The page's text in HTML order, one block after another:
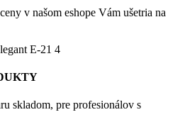
v našom eshope Vám ušetria na
skladom, pre profesionálov s